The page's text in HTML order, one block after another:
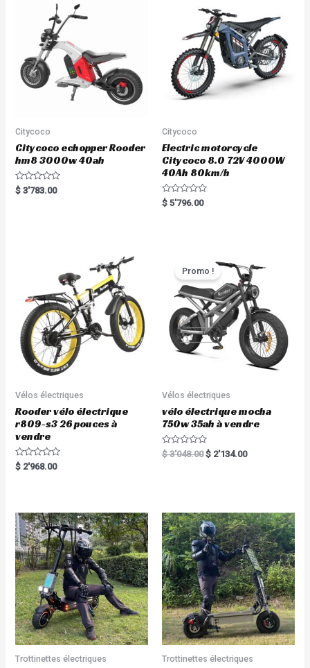
Citycoco
Citycoco echopper Rooder
hm8 3000w 40ah
R
a
$ 3'783.00
Citycoco
Electric motorcycle
Citycoco 8.0 72V 4000W
40Ah 80km/h
R
a
$ 5'796.00
Vélos électriques
Rooder vélo électrique
r809-s3 26 pouces à
vendre
R
a
o
u
t
o
f
5
$ 2'968.00
Promo !
Vélos électriques
vélo électrique mocha
750w 35ah à vendre
R
a
t
o
f
5
$3'048.00 $ 2'134.00
Trottinettes électriques Trottinettes électriques